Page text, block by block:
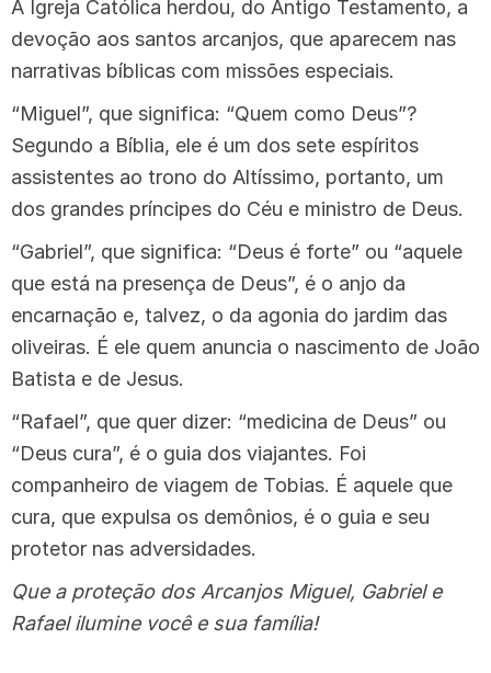
A Igreja Católica herdou, do Antigo Testamento, a
devoção aos santos arcanjos, que aparecem nas
narrativas bíblicas com missões especiais.
“Miguel”, que significa: “Quem como Deus”?
Segundo a Bíblia, ele é um dos sete espíritos
assistentes ao trono do Altíssimo, portanto, um
dos grandes príncipes do Céu e ministro de Deus.
“Gabriel”, que significa: “Deus é forte” ou “aquele
que está na presença de Deus”, é o anjo da
encarnação e, talvez, o da agonia do jardim das
oliveiras. É ele quem anuncia o nascimento de João
Batista e de Jesus.
“Rafael”, que quer dizer: “medicina de Deus” ou
“Deus cura”, é o guia dos viajantes. Foi
companheiro de viagem de Tobias. É aquele que
cura, que expulsa os demônios, é o guia e seu
protetor nas adversidades.
Que a proteção dos Arcanjos Miguel, Gabriel e
Rafael ilumine você e sua família!